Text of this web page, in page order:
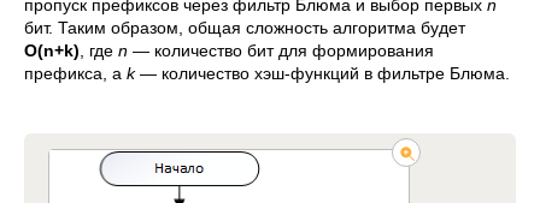
пропуск префиксов через фильтр Блюма и выбор первых n
бит. Таким образом, общая сложность алгоритма будет
O(n+k) , где n — количество бит для формирования
префикса, а k— количество хэш-функций в фильтре Блюма.